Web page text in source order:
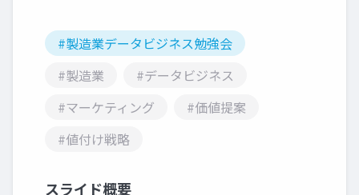
#製造業データビジネス勉強会
#製造業
#データビジネス
#マーケティング
#価値提案
#値付け戦略
スライド概要